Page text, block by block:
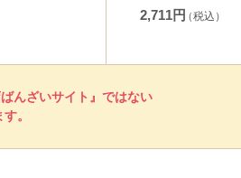
2,711円（税込）
んざいサイト』ではない
。